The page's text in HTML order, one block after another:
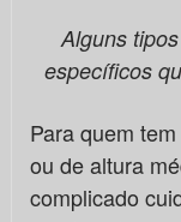
Alguns
específicos
Para quem
ou de altura
complicado